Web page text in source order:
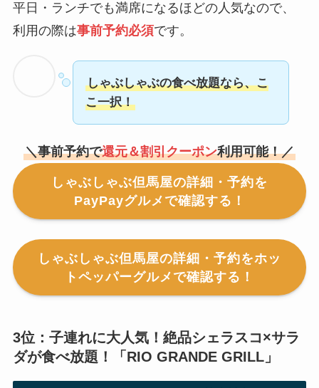
平日・ランチでも満席になるほどの人気なので、
利用の際は事前予約必須です。
しゃぶしゃぶの食べ放題なら、こ
こ一択！
＼事前予約で還元＆割引クーポン利用可能！／
しゃぶしゃぶ但馬屋の詳細・予約を
PayPayグルメで確認する！
しゃぶしゃぶ但馬屋の詳細・予約をホッ
トペッパーグルメで確認する！
3位：子連れに大人気！絶品シェラスコ×サラ
ダが食べ放題！「 RIO GRANDE GRILL」